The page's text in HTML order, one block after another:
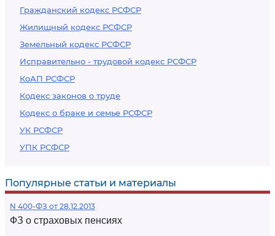
Гражданский кодекс РСФСР
Жилищный кодекс РСФСР
Земельный кодекс РСФСР
Исправительно - трудовой кодекс РСФСР
КоАП РСФСР
Кодекс законов о труде
Кодекс о браке и семье РСФСР
УК РСФСР
УПК РСФСР
Популярные статьи и материалы
N 400-ФЗ от 28.12.2013
ФЗ о страховых пенсиях